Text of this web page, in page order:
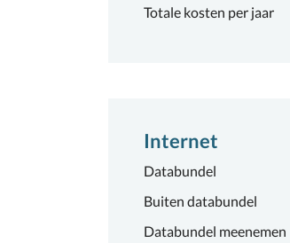
Totale kosten per jaar
Internet
Databundel
Buiten databundel
Databundel meenemen